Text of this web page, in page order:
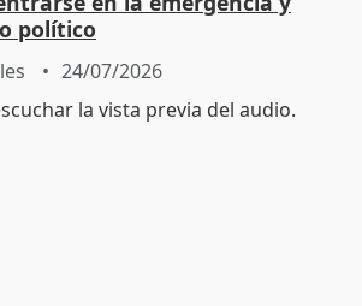
político
24/07/2026